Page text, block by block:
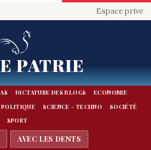
Espace prive
PATRIE
DICTATURE DES BLOGS
ECONOMIE
POLITIQUE SCIENCE - TECHNO
SOCIÉTÉ
SPORT